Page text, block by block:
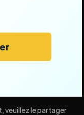
veuillez le partager